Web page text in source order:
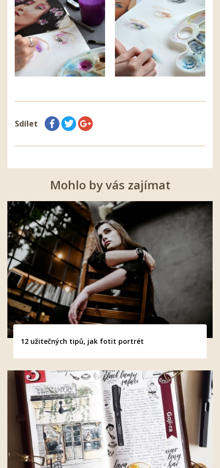
Sdílet
Mohlo by vás zajímat
12 užitečných tipů, jak fotit portrét